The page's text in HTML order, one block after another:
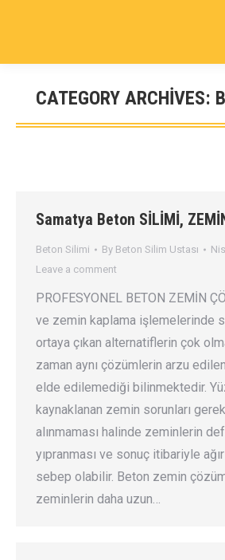
CATEGORY ARCHIVES:
You are
Samatya Beton SİLİMİ,
Beton Silimi By Beton Silim Ustası
Leave a comment
PROFESYONEL BETON ZEMİN
ve zemin kaplama işlemelerinde
ortaya çıkan alternatiflerin çok
zaman aynı çözümlerin arzu
elde edilemediği bilinmektedir.
kaynaklanan zemin sorunları
alınmaması halinde zeminlerin
yıpranması ve sonuç itibariyle
sebep olabilir. Beton zemin
zeminlerin daha uzun…